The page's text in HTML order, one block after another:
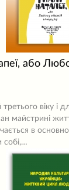
або
віку і
майстрині
в
собі,…